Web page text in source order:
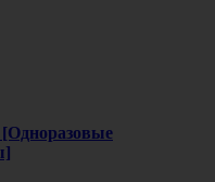
[Одноразовые